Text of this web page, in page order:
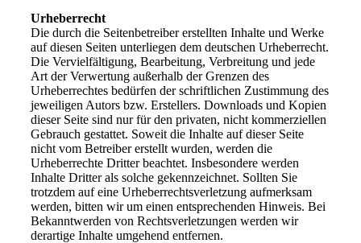
Urheberrecht
Die durch die Seitenbetreiber erstellten Inhalte und Werke
auf diesen Seiten unterliegen dem deutschen Urheberrecht.
Die Vervielfältigung, Bearbeitung, Verbreitung und jede
Art der Verwertung außerhalb der Grenzen des
Urheberrechtes bedürfen der schriftlichen Zustimmung des
jeweiligen Autors bzw. Erstellers. Downloads und Kopien
dieser Seite sind nur für den privaten, nicht kommerziellen
Gebrauch gestattet. Soweit die Inhalte auf dieser Seite
nicht vom Betreiber erstellt wurden, werden die
Urheberrechte Dritter beachtet. Insbesondere werden
Inhalte Dritter als solche gekennzeichnet. Sollten Sie
trotzdem auf eine Urheberrechtsverletzung aufmerksam
werden, bitten wir um einen entsprechenden Hinweis. Bei
Bekanntwerden von Rechtsverletzungen werden wir
derartige Inhalte umgehend entfernen.